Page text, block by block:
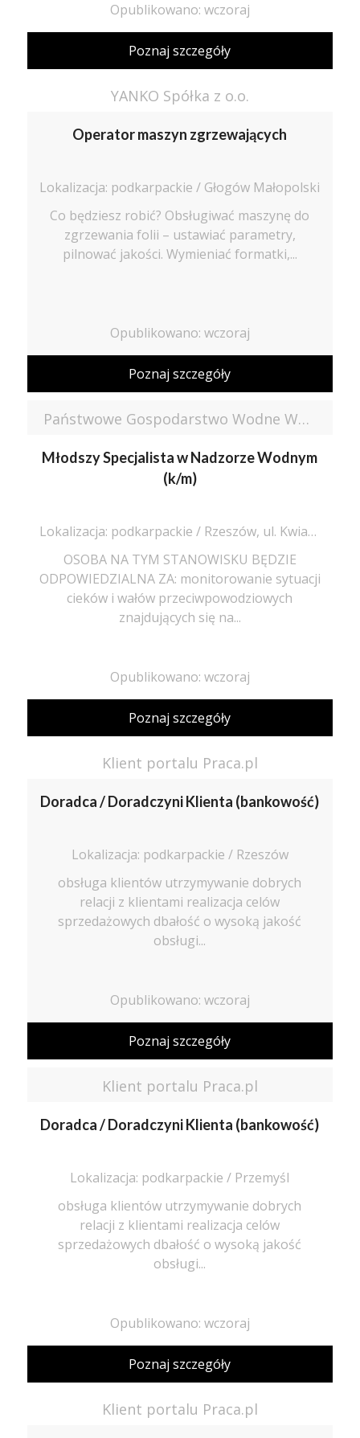
Opublikowano: wczoraj
Poznaj szczegóły
YANKO Spółka z o.o.
Operator maszyn zgrzewających
Lokalizacja: podkarpackie / Głogów Małopolski
Co będziesz robić? Obsługiwać maszynę do
zgrzewania folii – ustawiać parametry,
pilnować jakości. Wymieniać formatki,...
Opublikowano: wczoraj
Poznaj szczegóły
Państwowe Gospodarstwo Wodne Wody Polskie
Młodszy Specjalista w Nadzorze Wodnym
(k/m)
Lokalizacja: podkarpackie / Rzeszów, ul. Kwiatkowskiego
OSOBA NA TYM STANOWISKU BĘDZIE
ODPOWIEDZIALNA ZA: monitorowanie sytuacji
cieków i wałów przeciwpowodziowych
znajdujących się na...
Opublikowano: wczoraj
Poznaj szczegóły
Klient portalu Praca.pl
Doradca / Doradczyni Klienta (bankowość)
Lokalizacja: podkarpackie / Rzeszów
obsługa klientów utrzymywanie dobrych
relacji z klientami realizacja celów
sprzedażowych dbałość o wysoką jakość
obsługi...
Opublikowano: wczoraj
Poznaj szczegóły
Klient portalu Praca.pl
Doradca / Doradczyni Klienta (bankowość)
Lokalizacja: podkarpackie / Przemyśl
obsługa klientów utrzymywanie dobrych
relacji z klientami realizacja celów
sprzedażowych dbałość o wysoką jakość
obsługi...
Opublikowano: wczoraj
Poznaj szczegóły
Klient portalu Praca.pl